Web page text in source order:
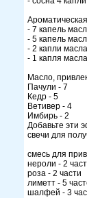
- 7 капель
- 5 капель
- 2 капли
- 1 капля
Масло,
Пачули - 7
Кедр - 5
Ветивер - 4
Имбирь - 2
Добавьте эти
свечи для
смесь для
нероли - 2
роза - 2 части
лиметт - 5
шалфей - 3